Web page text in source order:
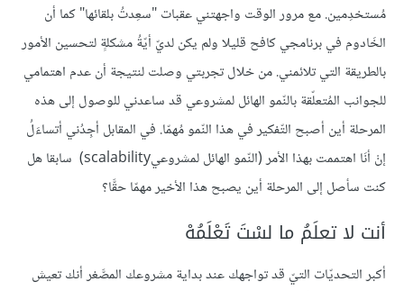
مُستخدِمين. مع مرور الوقت واجهتني عقبات "سعِدتُ بلقائها" كما أن
الخَادوم في برنامجي كافح قليلا ولم يكن لديّ أيّةُ مشكلةٍ لتحسين الأمور
بالطريقة التي تلائمني. من خلال تجربتي وصلت لنتيجة أن عدم اهتمامي
للجوانب المُتعلّقة بالنّمو الهائل لمشروعي قد ساعدني للوصول إلى هذه
المرحلة أين أصبح التّفكير في هذا النّمو مُهمّا. في المقابل أجِدُني أتساءَلُ
إنْ أنَا اهتممت بهذا الأمر (النّمو الهائل لمشروعيscalability) سابقا هل
كنت سأصل إلى المرحلة أين يصبح هذا الأخير مهمّا حقَّا؟
أنت لا تعلَمُ ما لسْتَ تَعْلَمُهْ
أكبر التحديّات التيّ قد تواجهك عند بداية مشروعك المصَّغر أنك تعيش